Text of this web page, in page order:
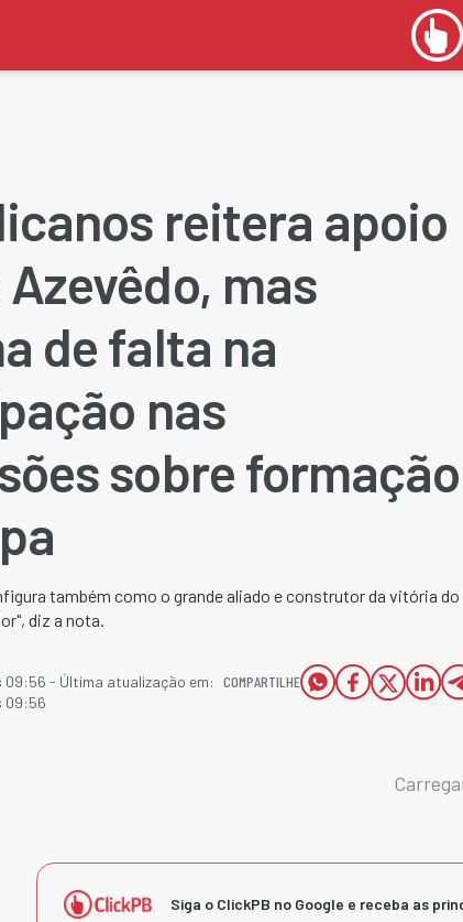
reitera apoio
mas
de falta na
nas
sobre formação
também como o grande aliado e construtor da vitória do
diz a nota.
09:56 - Última atualização em:
09:56
COMPARTILHE
Siga o ClickPB no Google e receba as